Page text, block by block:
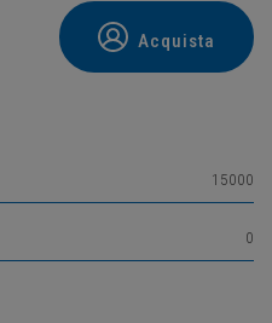
Acquista
15000
0